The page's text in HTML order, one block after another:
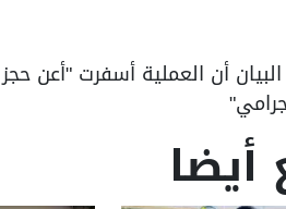
أن العملية أسفرت
أيضا